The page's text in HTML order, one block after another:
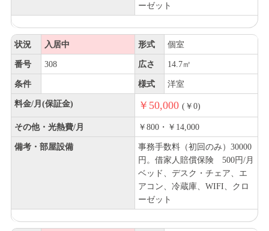
ーゼット
状況 入居中 形式 個室
番号 308 広さ 14.7㎡
条件 様式 洋室
料金/月(保証金) ￥50,000 (￥0)
その他・光熱費/月 ￥800・￥14,000
備考・部屋設備
事務手数料（初回のみ）30000
円。借家人賠償保険 500円/月
ベッド、デスク・チェア、エ
アコン、冷蔵庫、WIFI、クロ
ーゼット